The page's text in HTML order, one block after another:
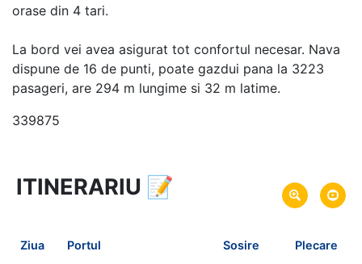
orase din 4 tari.
La bord vei avea asigurat tot confortul necesar. Nava
dispune de 16 de punti, poate gazdui pana la 3223
pasageri, are 294 m lungime si 32 m latime.
339875
8 zile vacanta de croaziera in
Marea Mediterana de Vest -
Plecare pe 21 Noi 2026 din Marsilia, Franta
ITINERARIU 📝
Ziua Portul Sosire Plecare